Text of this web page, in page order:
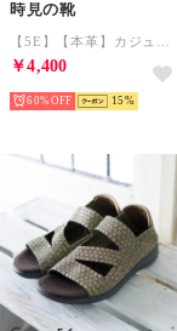
時見の靴
【5E】【本革】カジュアルシューズ （キャメル）
￥4,400
60% 15